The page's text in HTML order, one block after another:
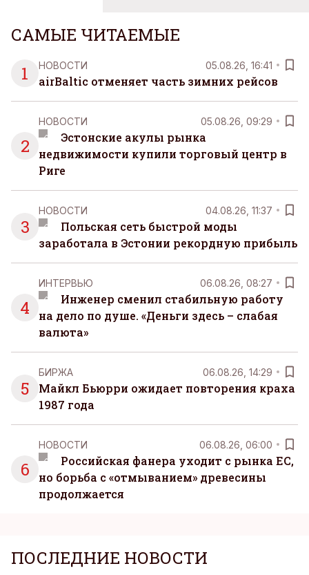
САМЫЕ ЧИТАЕМЫЕ
1
НОВОСТИ 05.08.26, 16:41
airBaltic отменяет часть зимних рейсов
2
НОВОСТИ 05.08.26, 09:29
Эстонские акулы рынка
недвижимости купили торговый центр в
Риге
3
НОВОСТИ 04.08.26, 11:37
Польская сеть быстрой моды
заработала в Эстонии рекордную прибыль
4
ИНТЕРВЬЮ 06.08.26, 08:27
Инженер сменил стабильную работу
на дело по душе. «Деньги здесь – слабая
валюта»
5
БИРЖА 06.08.26, 14:29
Майкл Бьюрри ожидает повторения краха
1987 года
6
НОВОСТИ 06.08.26, 06:00
Российская фанера уходит с рынка ЕС,
но борьба с «отмыванием» древесины
продолжается
ПОСЛЕДНИЕ НОВОСТИ